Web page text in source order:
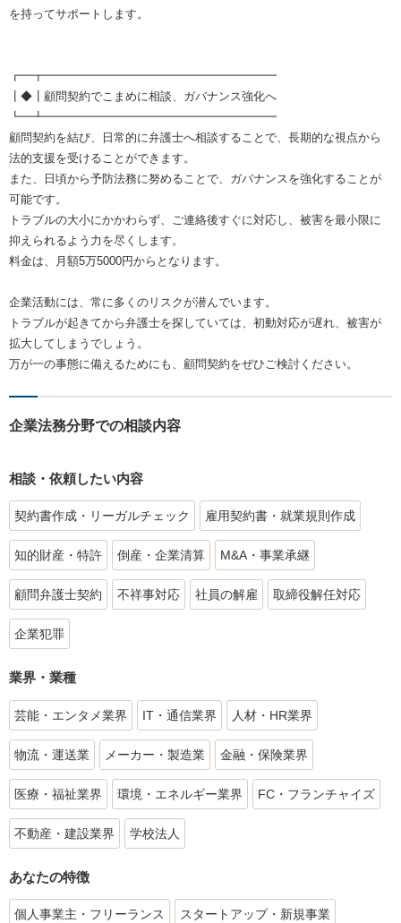
を持ってサポートします。
┏━┳━━━━━━━━━━━━━━━━━━━━
┃◆┃顧問契約でこまめに相談、ガバナンス強化へ
┗━┻━━━━━━━━━━━━━━━━━━━━
顧問契約を結び、日常的に弁護士へ相談することで、長期的な視点から
法的支援を受けることができます。
また、日頃から予防法務に努めることで、ガバナンスを強化することが
可能です。
トラブルの大小にかかわらず、ご連絡後すぐに対応し、被害を最小限に
抑えられるよう力を尽くします。
料金は、月額5万5000円からとなります。
企業活動には、常に多くのリスクが潜んでいます。
トラブルが起きてから弁護士を探していては、初動対応が遅れ、被害が
拡大してしまうでしょう。
万が一の事態に備えるためにも、顧問契約をぜひご検討ください。
企業法務分野での相談内容
相談・依頼したい内容
契約書作成・リーガルチェック 雇用契約書・就業規則作成
知的財産・特許 倒産・企業清算 M&A・事業承継
顧問弁護士契約 不祥事対応 社員の解雇 取締役解任対応
企業犯罪
業界・業種
芸能・エンタメ業界 IT・通信業界 人材・HR業界
物流・運送業 メーカー・製造業 金融・保険業界
医療・福祉業界 環境・エネルギー業界 FC・フランチャイズ
不動産・建設業界 学校法人
あなたの特徴
個人事業主・フリーランス スタートアップ・新規事業